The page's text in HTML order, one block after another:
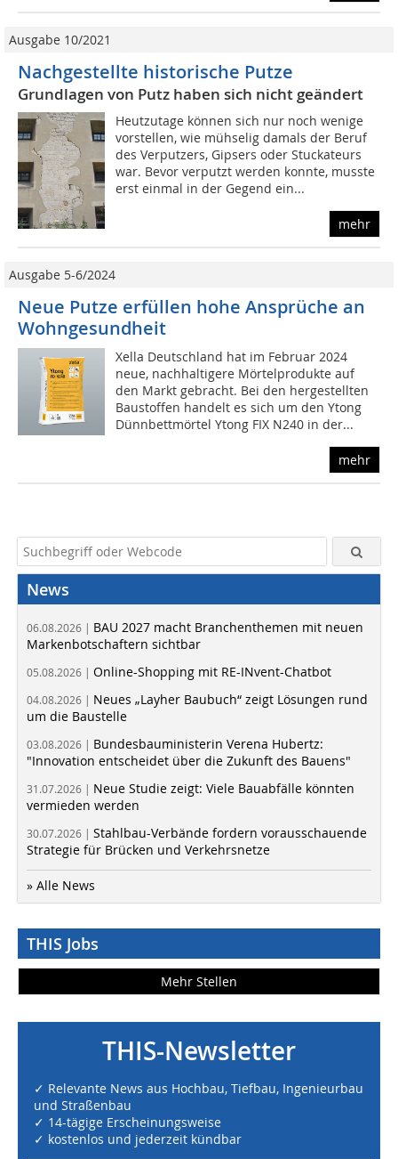
Ausgabe 10/2021
Nachgestellte historische Putze
Grundlagen von Putz haben sich nicht geändert
Heutzutage können sich nur noch wenige
vorstellen, wie mühselig damals der Beruf
des Verputzers, Gipsers oder Stuckateurs
war. Bevor verputzt werden konnte, musste
erst einmal in der Gegend ein...
mehr
Ausgabe 5-6/2024
Neue Putze erfüllen hohe Ansprüche an
Wohngesundheit
Xella Deutschland hat im Februar 2024
neue, nachhaltigere Mörtelprodukte auf
den Markt gebracht. Bei den hergestellten
Baustoffen handelt es sich um den Ytong
Dünnbettmörtel Ytong FIX N240 in der...
mehr
News
06.08.2026 | BAU 2027 macht Branchenthemen mit neuen
Markenbotschaftern sichtbar
05.08.2026 | Online-Shopping mit RE-INvent-Chatbot
04.08.2026 | Neues „Layher Baubuch“ zeigt Lösungen rund
um die Baustelle
03.08.2026 | Bundesbauministerin Verena Hubertz:
"Innovation entscheidet über die Zukunft des Bauens"
31.07.2026 | Neue Studie zeigt: Viele Bauabfälle könnten
vermieden werden
30.07.2026 | Stahlbau-Verbände fordern vorausschauende
Strategie für Brücken und Verkehrsnetze
» Alle News
THIS Jobs
Mehr Stellen
THIS-Newsletter
✓ Relevante News aus Hochbau, Tiefbau, Ingenieurbau
und Straßenbau
✓ 14-tägige Erscheinungsweise
✓ kostenlos und jederzeit kündbar